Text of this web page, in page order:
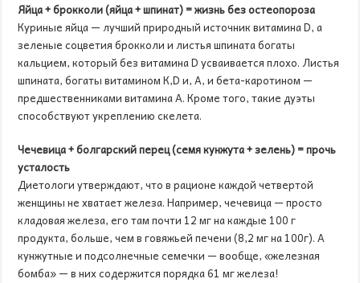
Яйца + брокколи (яйца + шпинат) = жизнь без остеопороза
Куриные яйца — лучший природный источник витамина D, а
зеленые соцветия брокколи и листья шпината богаты
кальцием, который без витамина D усваивается плохо. Листья
шпината, богаты витамином К,D и, А, и бета-каротином —
предшественниками витамина А. Кроме того, такие дуэты
способствуют укреплению скелета.
Чечевица + болгарский перец (семя кунжута + зелень) = прочь
усталость
Диетологи утверждают, что в рационе каждой четвертой
женщины не хватает железа. Например, чечевица — просто
кладовая железа, его там почти 12 мг на каждые 100 г
продукта, больше, чем в говяжьей печени (8,2 мг на 100г). А
кунжутные и подсолнечные семечки — вообще, «железная
бомба» — в них содержится порядка 61 мг железа!